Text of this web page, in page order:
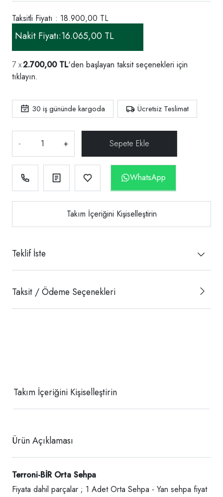
Taksitli Fiyatı : 18.900,00 TL
Nakit Fiyatı:16.065,00 TL
2.700,00 TL'den başlayan taksit seçenekleri için
tıklayın.
30 iş gününde kargoda Ücretsiz Teslimat
- +
WhatsApp
Takım İçeriğini Kişiselleştirin
Teklif İste
Taksit / Ödeme Seçenekleri
Takım İçeriğini Kişiselleştirin
Ürün Açıklaması
Terroni-BİR Orta Sehpa
Fiyata dahil parçalar ; 1 Adet Orta Sehpa - Yan sehpa fiyat